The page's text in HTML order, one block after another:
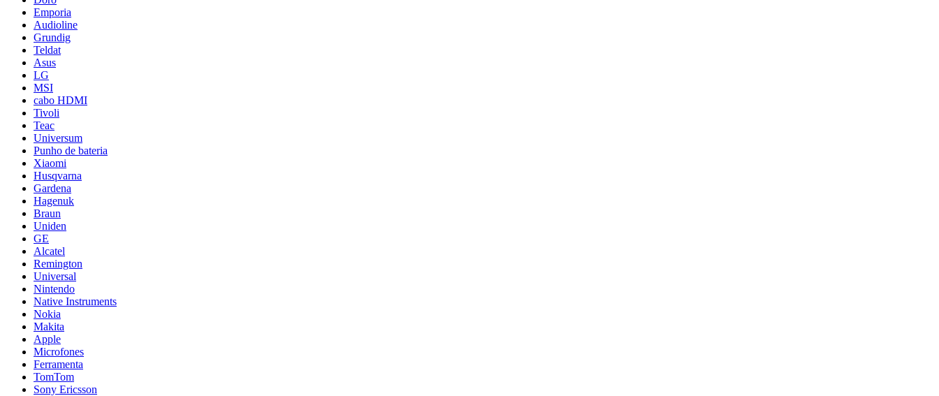
Emporia
Audioline
Grundig
Teldat
Asus
LG
MSI
cabo HDMI
Tivoli
Teac
Universum
Punho de bateria
Xiaomi
Husqvarna
Gardena
Hagenuk
Braun
Uniden
GE
Alcatel
Remington
Universal
Nintendo
Native Instruments
Nokia
Makita
Apple
Microfones
Ferramenta
TomTom
Sony Ericsson